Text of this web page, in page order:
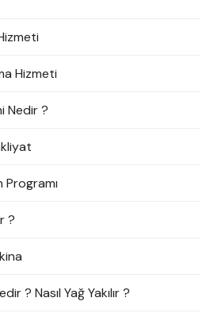
Hizmeti
Nedir ?
?
? Nasıl Yağ Yakılır ?